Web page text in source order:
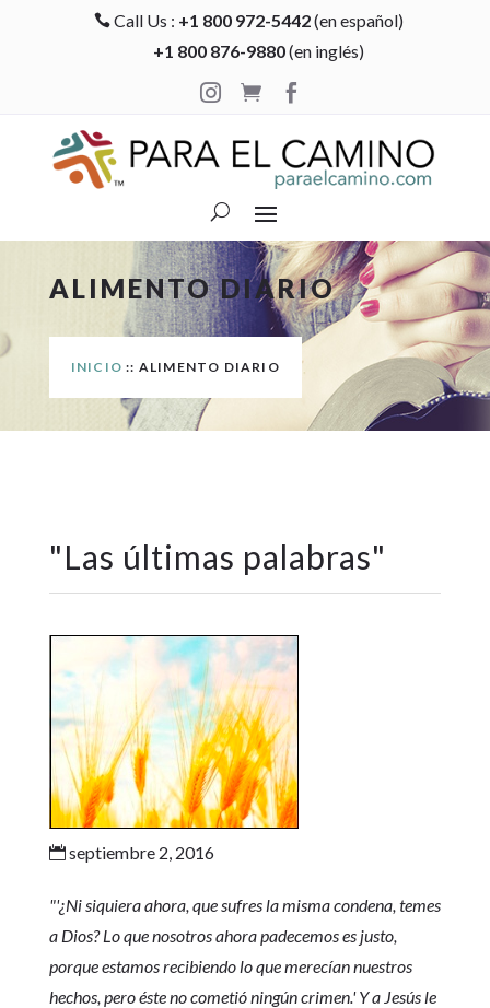
 Call Us : +1 800 972-5442(en español)
+1 800 876-9880(en inglés)

 
ALIMENTO DIARIO
INICIO :: ALIMENTO DIARIO
"Las últimas palabras"
septiembre 2, 2016
"'¿Ni siquiera ahora, que sufres la misma condena, temes
a Dios? Lo que nosotros ahora padecemos es justo,
porque estamos recibiendo lo que merecían nuestros
hechos, pero éste no cometió ningún crimen.' Y a Jesús le